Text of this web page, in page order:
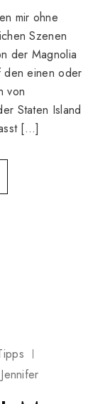
mir ohne
Szenen
der Magnolia
den einen oder
von
Staten Island
[…]
Jennifer